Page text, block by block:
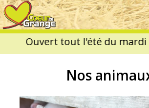
Coeur
de
Grange
Nos